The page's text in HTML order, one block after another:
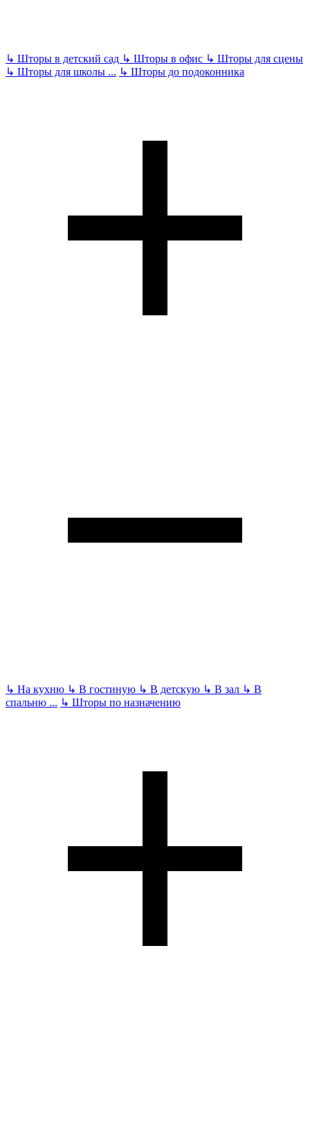
↳ Шторы в детский сад ↳ Шторы в офис ↳ Шторы для сцены
↳ Шторы для школы ... ↳ Шторы до подоконника
↳ На кухню ↳ В гостиную ↳ В детскую ↳ В зал ↳ В
спальню ... ↳ Шторы по назначению